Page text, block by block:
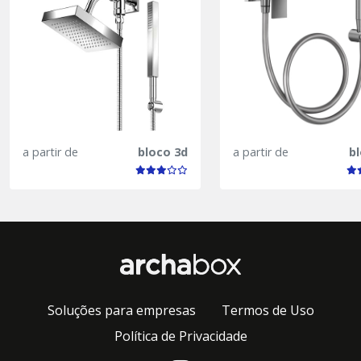
a partir de bloco 3d a partir de
Soluções para empresas
Termos de Uso
Política de Privacidade